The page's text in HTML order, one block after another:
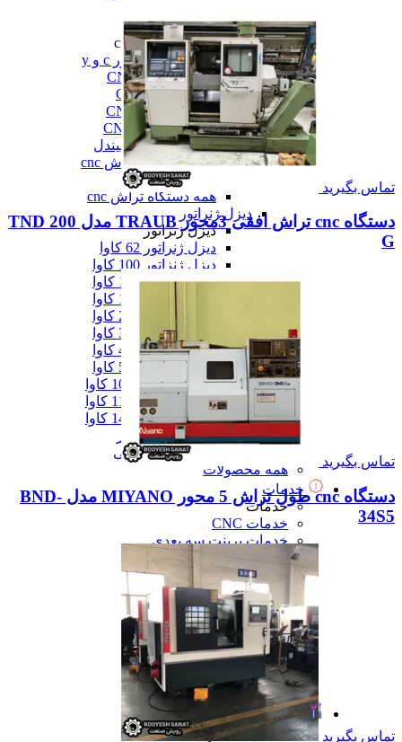
دستگاه تراش cnc
دستگاه تراش cnc
تراش cnc با محور c و y
تراش بورینگ CNC
تراش افقی CNC
تراش سنگین CNC
تراش عمودی CNC
تراش مولتی اسپیندل
دستگاه طول تراش cnc
سری تراش cnc
همه دستگاه تراش cnc
دیزل ژنراتور
دیزل ژنراتور
دیزل ژنراتور 62 کاوا
دیزل ژنزاتور 100 کاوا
دیزل ژنراتور 125 کاوا
دیزل ژنراتور 187 کاوا
دیزل ژنزاتور 275 کاوا
دیزل ژنزاتور 300 کاوا
دیزل ژنزاتور 400 کاوا
دیزل ژنزاتور 550 کاوا
دیزل ژنزاتور 1000 کاوا
دیزل ژنزاتور 1100 کاوا
دیزل ژنزاتور 1400 کاوا
همه دیزل ژنراتور
همه ماشین آلات صنعتی
همه محصولات
خدمات
خدمات
خدمات CNC
خدمات پرینت سه بعدی
خدمات برش لیزر
خدمات تراشکاری
خدمات طراحی قالب
خدمات اسکن 3 بعدی
خدمات تزریق پلاستیک
خدمات فرزکاری
خدمات واترجت
خدمات خم کاری
همه خدمات
تعمیرات
تعمیرات
تماس بگیرید
دستگاه cnc تراش افقی 3محور TRAUB مدل TND 200
G
تماس بگیرید
دستگاه cnc طول تراش 5 محور MIYANO مدل BND-
34S5
تماس بگیرید